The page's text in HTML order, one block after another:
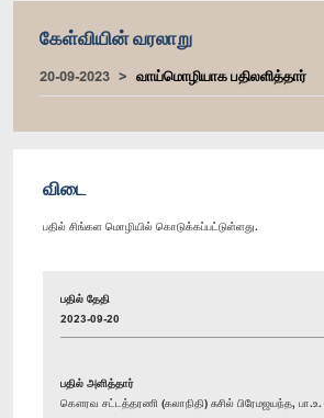
கேள்வியின் வரலாறு
20-09-2023 வாய்மொழியாக பதிலளித்தார்
விடை
பதில் சிங்கள மொழியில் கொடுக்கப்பட்டுள்ளது.
பதில் தேதி
2023-09-20
பதில் அளித்தார்
கௌரவ சட்டத்தரணி (கலாநிதி) சுசில் பிரேமஜயந்த, பா.உ.